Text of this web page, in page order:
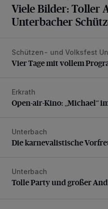
Viele Bilder: Toller
Unterbacher
Vier Tage mit vollem
Schützen- und Volksfest
Vier Tage mit vollem
Open-air-Kino: „Michael“
Erkrath
Open-air-Kino: „Michael“
Die karnevalistische
Unterbach
Die karnevalistische
Tolle Party und großer
Unterbach
Tolle Party und großer